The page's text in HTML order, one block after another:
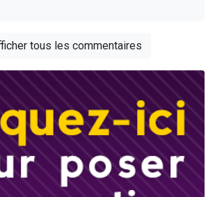
tous les commentaires